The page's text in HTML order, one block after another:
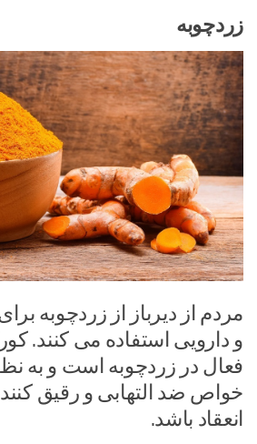
زردچوبه
مردم از دیرباز از زردچوبه
و دارویی استفاده می کنند.
فعال در زردچوبه است و به
خواص ضد التهابی و رقیق
انعقاد باشد.